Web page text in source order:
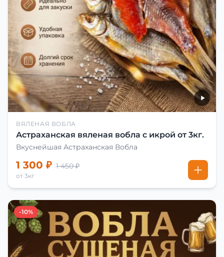
ВЯЛЕНАЯ ВОБЛА
Астраханская вяленая вобла с икрой от 3кг.
Вкуснейшая Астраханская Вобла
1 300 ₽ 1 450 ₽
от 3кг
-10%